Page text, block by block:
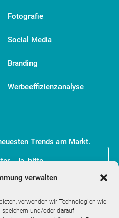
verwalten
verwenden wir Technologien wie
speichern und/oder darauf
Fotografie
Social Media
Branding
Werbeeffizienzanalyse
Trends am Markt.
- Ja, bitte